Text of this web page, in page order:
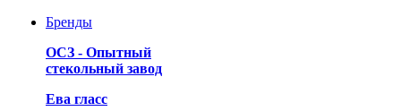
Бренды
ОСЗ - Опытный
стекольный завод
Ева гласс